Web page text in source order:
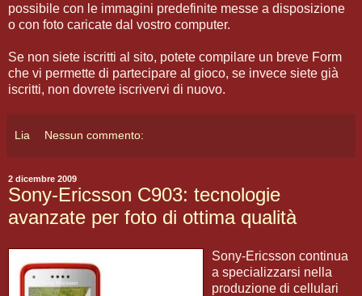
possibile con le immagini predefinite messe a disposizione
o con foto caricate dal vostro computer.
Se non siete iscritti al sito, potete compilare un breve Form
che vi permette di partecipare al gioco, se invece siete già
iscritti, non dovrete iscrivervi di nuovo.
Lia Nessun commento:
2 dicembre 2009
Sony-Ericsson C903: tecnologie
avanzate per foto di ottima qualità
Sony-Ericsson continua
a specializzarsi nella
produzione di cellulari